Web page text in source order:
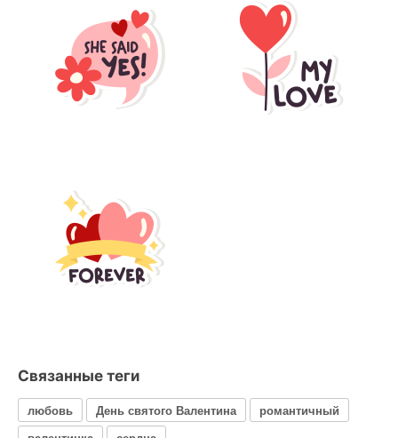
Связанные теги
любовь День святого Валентина
романтичный